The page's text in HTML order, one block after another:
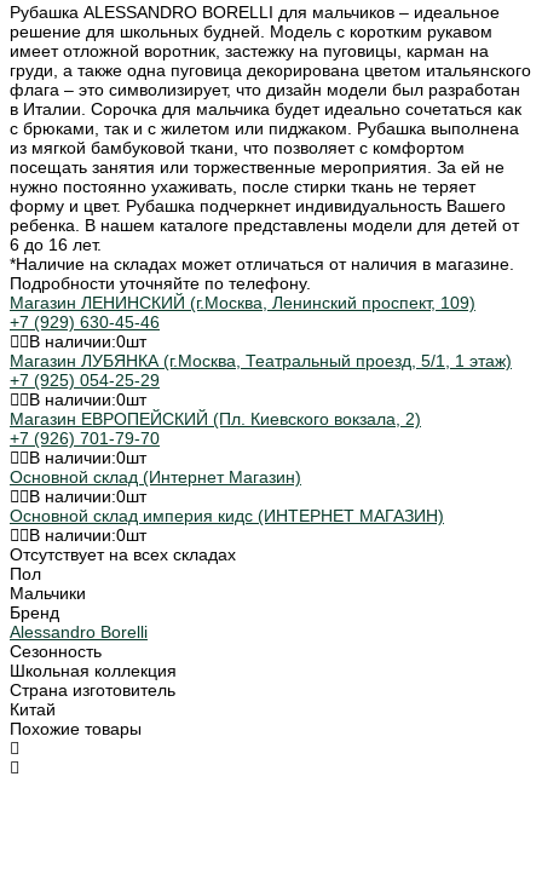
Рубашка ALESSANDRO BORELLI для мальчиков – идеальное
решение для школьных будней. Модель с коротким рукавом
имеет отложной воротник, застежку на пуговицы, карман на
груди, а также одна пуговица декорирована цветом итальянского
флага – это символизирует, что дизайн модели был разработан
в Италии. Сорочка для мальчика будет идеально сочетаться как
с брюками, так и с жилетом или пиджаком. Рубашка выполнена
из мягкой бамбуковой ткани, что позволяет с комфортом
посещать занятия или торжественные мероприятия. За ей не
нужно постоянно ухаживать, после стирки ткань не теряет
форму и цвет. Рубашка подчеркнет индивидуальность Вашего
ребенка. В нашем каталоге представлены модели для детей от
6 до 16 лет.
*Наличие на складах может отличаться от наличия в магазине.
Подробности уточняйте по телефону.
Магазин ЛЕНИНСКИЙ (г.Москва, Ленинский проспект, 109)
+7 (929) 630-45-46
В наличии:0шт
Магазин ЛУБЯНКА (г.Москва, Театральный проезд, 5/1, 1 этаж)
+7 (925) 054-25-29
В наличии:0шт
Магазин ЕВРОПЕЙСКИЙ (Пл. Киевского вокзала, 2)
+7 (926) 701-79-70
В наличии:0шт
Основной склад (Интернет Магазин)
В наличии:0шт
Основной склад империя кидс (ИНТЕРНЕТ МАГАЗИН)
В наличии:0шт
Отсутствует на всех складах
Пол
Мальчики
Бренд
Alessandro Borelli
Сезонность
Школьная коллекция
Страна изготовитель
Китай
Похожие товары